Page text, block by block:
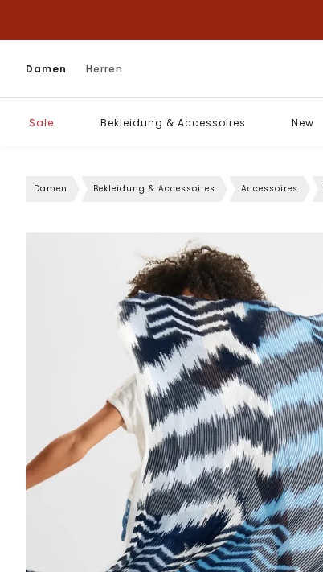
Damen Herren
Sale Bekleidung & Accessoires New
Damen Bekleidung & Accessoires Accessoires